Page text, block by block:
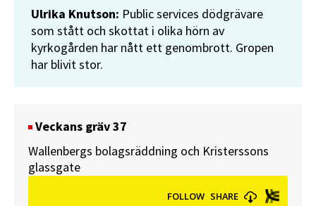
Ulrika Knutson: Public services dödgrävare
som stått och skottat i olika hörn av
kyrkogården har nått ett genombrott. Gropen
har blivit stor.
Veckans gräv 37
Wallenbergs bolagsräddning och Kristerssons
glassgate